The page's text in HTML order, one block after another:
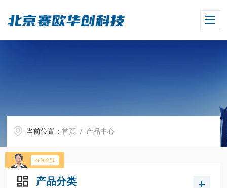
当前位置：首页 / 产品中心
产品分类